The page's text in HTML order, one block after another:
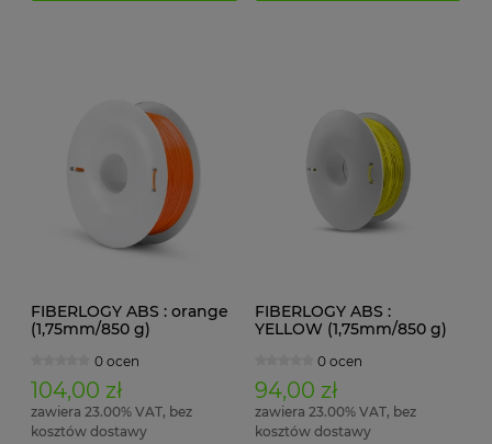
FIBERLOGY ABS : orange
(1,75mm/850 g)
0 ocen
104,00 zł
zawiera 23.00% VAT, bez
kosztów dostawy
FIBERLOGY ABS :
YELLOW (1,75mm/850 g)
0 ocen
94,00 zł
zawiera 23.00% VAT, bez
kosztów dostawy